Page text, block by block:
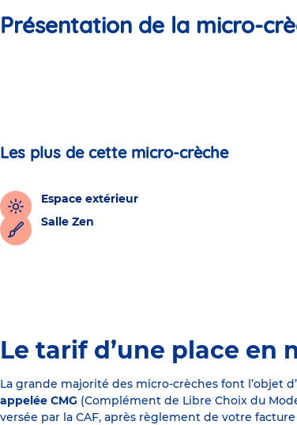
Présentation de la micro-
Les plus de cette micro-crèche
Espace extérieur
Salle Zen
Le tarif d’une place en
La grande majorité des micro-crèches font l’objet
appelée CMG (Complément de Libre Choix du
versée par la CAF, après règlement de votre